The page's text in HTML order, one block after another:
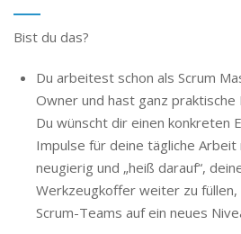
Bist du das?
Du arbeitest schon als Scrum
Owner und hast ganz praktische
Du wünscht dir einen konkreten
Impulse für deine tägliche Arbeit
neugierig und „heiß darauf“,
Werkzeugkoffer weiter zu füllen,
Scrum-Teams auf ein neues